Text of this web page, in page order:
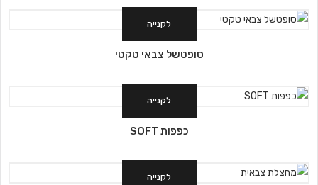
לקנייה
סופטשל צבאי טקטי
לקנייה
כפפות SOFT
לקנייה